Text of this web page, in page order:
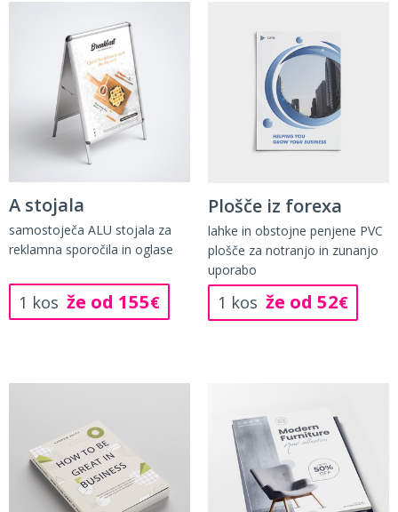
A stojala
samostoječa ALU stojala za
reklamna sporočila in oglase
1 kos že od 155€
Plošče iz forexa
lahke in obstojne penjene PVC
plošče za notranjo in zunanjo
uporabo
1 kos že od 52€